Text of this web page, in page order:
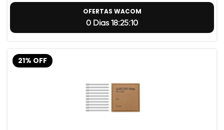
OFERTAS WACOM
0 Dias 18:25:9
21% OFF